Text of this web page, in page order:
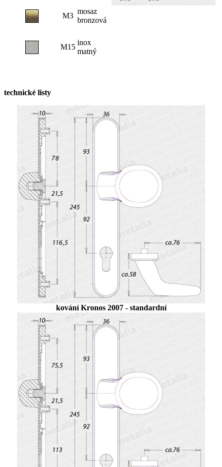
M3
mosaz
bronzová
M15
inox
matný
technické listy
kování Kronos 2007 - standardní